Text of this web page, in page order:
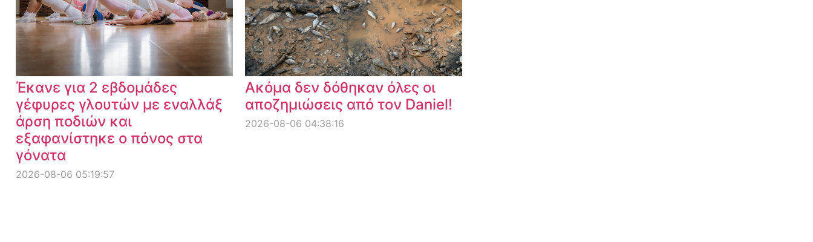
Έκανε για 2 εβδομάδες
γέφυρες γλουτών με εναλλάξ
άρση ποδιών και
εξαφανίστηκε ο πόνος στα
γόνατα
2026-08-06 05:19:57
Ακόμα δεν δόθηκαν όλες οι
αποζημιώσεις από τον Daniel!
2026-08-06 04:38:16